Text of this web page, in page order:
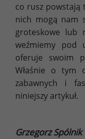
co rusz powstają
nich mogą nam
groteskowe lub
weźmiemy pod
oferuje swoim
Właśnie o tym
zabawnych i
niniejszy artykuł.
Grzegorz Spólnik